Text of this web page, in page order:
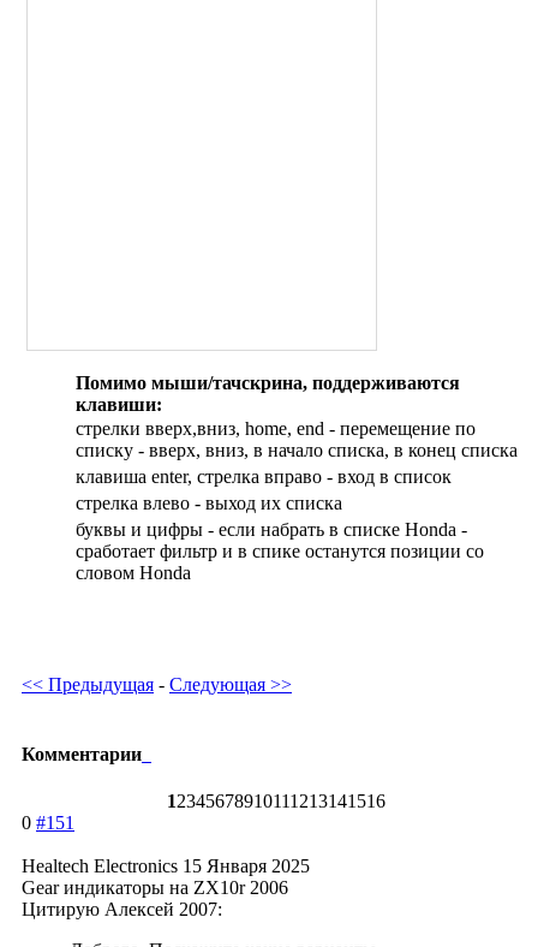
Generic
GG Motorrad
Ghezzi-Brian
Italjet
Keeway
Laverda
Malaguti
Moto Morini
Norton
Sur-ron
Vento
Voxan
Vyrus
Wakan
Помимо мыши/тачскрина, поддерживаются
клавиши:
стрелки вверх,вниз, home, end - перемещение по
списку - вверх, вниз, в начало списка, в конец списка
клавиша enter, стрелка вправо - вход в список
cтрелка влево - выход их списка
буквы и цифры - если набрать в списке Honda -
сработает фильтр и в спике останутся позиции со
словом Honda
<< Предыдущая - Следующая >>
Комментарии
12345678910111213141516
0 #151
Healtech Electronics 15 Января 2025
Gear индикаторы на ZX10r 2006
Цитирую Алексей 2007: